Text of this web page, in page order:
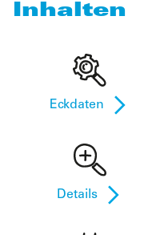
Inhalten
Eckdaten
Details